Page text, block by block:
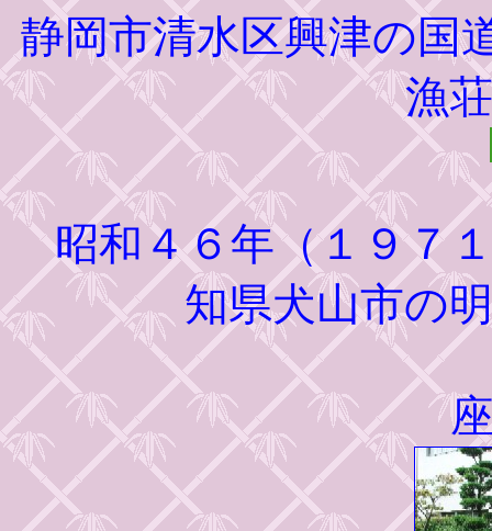
静岡市清水区興津の国
漁
昭和４６年（１９７
知県犬山市の